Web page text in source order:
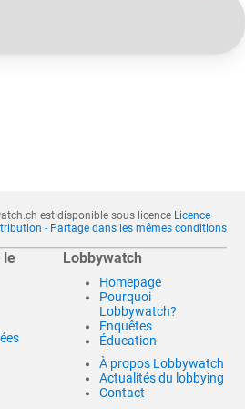
est disponible sous licence Licence
- Partage dans les mêmes conditions
le
Lobbywatch
Homepage
Pourquoi
Lobbywatch?
Enquêtes
Éducation
À propos Lobbywatch
Actualités du lobbying
Contact